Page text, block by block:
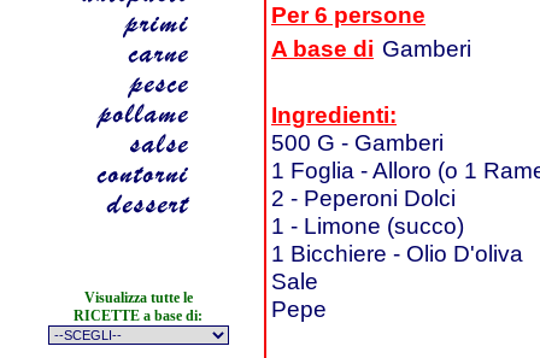
Visualizza tutte le
RICETTE a base di:
Per 6 persone
A base di Gamberi
Ingredienti:
500 G - Gamberi
1 Foglia - Alloro (o 1
2 - Peperoni Dolci
1 - Limone (succo)
1 Bicchiere - Olio D'oliva
Sale
Pepe